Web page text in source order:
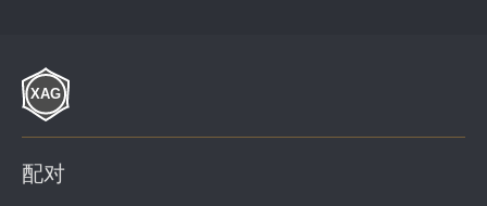
配对